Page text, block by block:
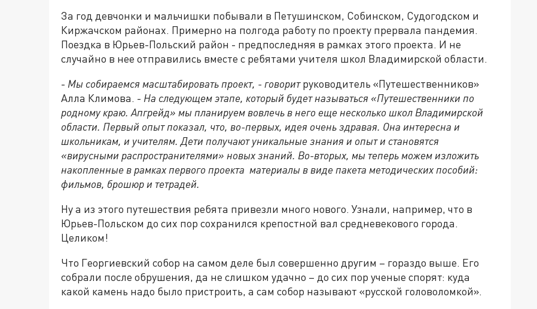
За год девчонки и мальчишки побывали в Петушинском, Собинском, Судогодском и
Киржачском районах. Примерно на полгода работу по проекту прервала пандемия.
Поездка в Юрьев-Польский район - предпоследняя в рамках этого проекта. И не
случайно в нее отправились вместе с ребятами учителя школ Владимирской области.
- Мы собираемся масштабировать проект, - говоритруководитель «Путешественников»
Алла Климова. - На следующем этапе, который будет называться «Путешественники по
родному краю. Апгрейд» мы планируем вовлечь в него еще несколько школ Владимирской
области. Первый опыт показал, что, во-первых, идея очень здравая. Она интересна и
школьникам, и учителям. Дети получают уникальные знания и опыт и становятся
«вирусными распространителями» новых знаний. Во-вторых, мы теперь можем изложить
накопленные в рамках первого проекта материалы в виде пакета методических пособий:
фильмов, брошюр и тетрадей.
Ну а из этого путешествия ребята привезли много нового. Узнали, например, что в
Юрьев-Польском до сих пор сохранился крепостной вал средневекового города.
Целиком!
Что Георгиевский собор на самом деле был совершенно другим – гораздо выше. Его
собрали после обрушения, да не слишком удачно – до сих пор ученые спорят: куда
какой камень надо было пристроить, а сам собор называют «русской головоломкой».